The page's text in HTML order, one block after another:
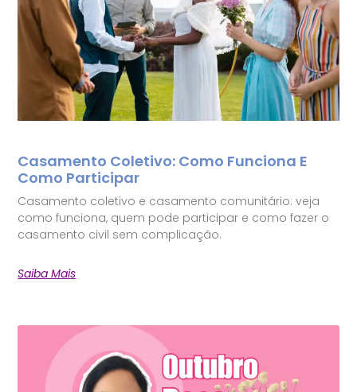
Casamento Coletivo: Como Funciona E
Como Participar
Casamento coletivo e casamento comunitário: veja
como funciona, quem pode participar e como fazer o
casamento civil sem complicação.
Saiba Mais